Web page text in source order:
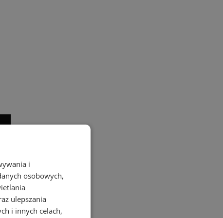
i
osobowych,
ulepszania
i innych celach,